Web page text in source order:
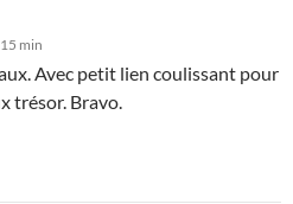
min
Avec petit lien coulissant pour
trésor. Bravo.